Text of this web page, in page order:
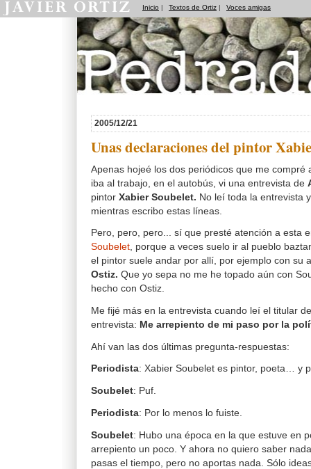
Inicio | Textos de Ortiz | Voces amigas
2005/12/21
Unas declaraciones del pintor
Apenas hojeé los dos periódicos que me compré
iba al trabajo, en el autobús, vi una entrevista de
pintor Xabier Soubelet. No leí toda la entrevista
mientras escribo estas líneas.
Pero, pero, pero... sí que presté atención a esta
Soubelet, porque a veces suelo ir al pueblo
el pintor suele andar por allí, por ejemplo con su
Ostiz. Que yo sepa no me he topado aún con
hecho con Ostiz.
Me fijé más en la entrevista cuando leí el titular
entrevista: Me arrepiento de mi paso por la
Ahí van las dos últimas pregunta-respuestas:
Periodista: Xabier Soubelet es pintor, poeta… y
Soubelet: Puf.
Periodista: Por lo menos lo fuiste.
Soubelet: Hubo una época en la que estuve en
arrepiento un poco. Y ahora no quiero saber
pasas el tiempo, pero no aportas nada. Sólo